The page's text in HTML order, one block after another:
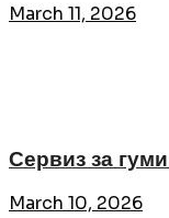
March 11, 2026
Сервиз за
March 10, 2026